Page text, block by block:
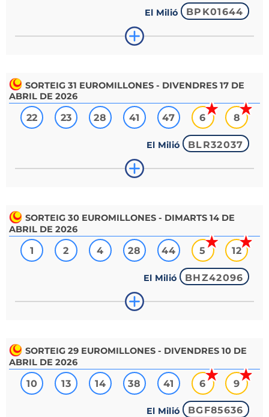
El Milió BPK01644
SORTEIG 31 EUROMILLONES - DIVENDRES 17 DE
ABRIL DE 2026
22 23 28 41 47 6 8
El Milió BLR32037
SORTEIG 30 EUROMILLONES - DIMARTS 14 DE
ABRIL DE 2026
1 2 4 28 44 5 12
El Milió BHZ42096
SORTEIG 29 EUROMILLONES - DIVENDRES 10 DE
ABRIL DE 2026
10 13 14 38 41 6 9
El Milió BGF85636